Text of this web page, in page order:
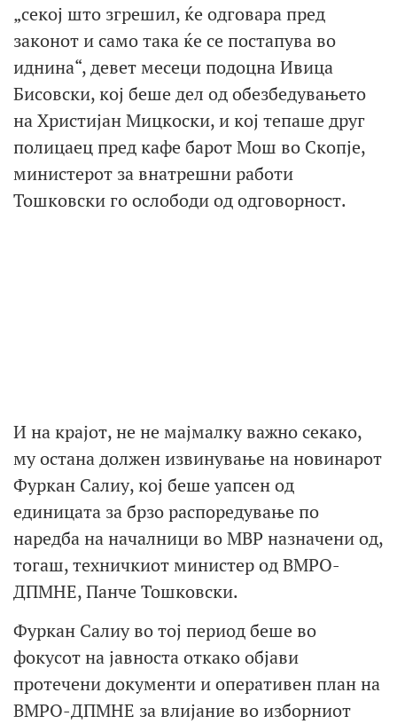
„секој што згрешил, ќе одговара пред
законот и само така ќе се постапува во
иднина“, девет месеци подоцна Ивица
Бисовски, кој беше дел од обезбедувањето
на Христијан Мицкоски, и кој тепаше друг
полицаец пред кафе барот Мош во Скопје,
министерот за внатрешни работи
Тошковски го ослободи од одговорност.
И на крајот, не не мајмалку важно секако,
му остана должен извинување на новинарот
Фуркан Салиу, кој беше уапсен од
единицата за брзо распоредување по
наредба на началници во МВР назначени од,
тогаш, техничкиот министер од ВМРО-
ДПМНЕ, Панче Тошковски.
Фуркан Салиу во тој период беше во
фокусот на јавноста откако објави
протечени документи и оперативен план на
ВМРО-ДПМНЕ за влијание во изборниот